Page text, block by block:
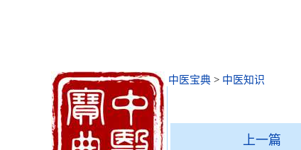
中医宝典 > 中医知识
上一篇